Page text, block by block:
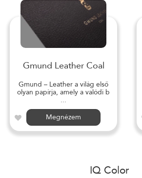
Gmund Leather Coal
Gmund – Leather a világ első
olyan papírja, amely a valódi b
...
Megnézem
IQ Color